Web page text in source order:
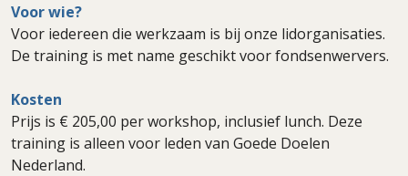
Voor wie?
Voor iedereen die werkzaam is bij onze lidorganisaties.
De training is met name geschikt voor fondsenwervers.
Kosten
Prijs is € 205,00 per workshop, inclusief lunch. Deze
training is alleen voor leden van Goede Doelen
Nederland.